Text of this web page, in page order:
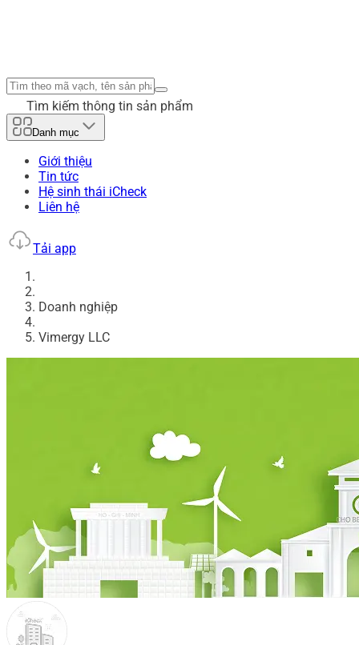
Tìm kiếm thông tin sản phẩm
Danh mục
Giới thiệu
Tin tức
Hệ sinh thái iCheck
Liên hệ
Tải app
Doanh nghiệp
Vimergy LLC